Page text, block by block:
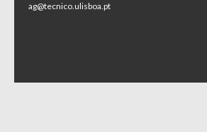
ag@tecnico.ulisboa.pt